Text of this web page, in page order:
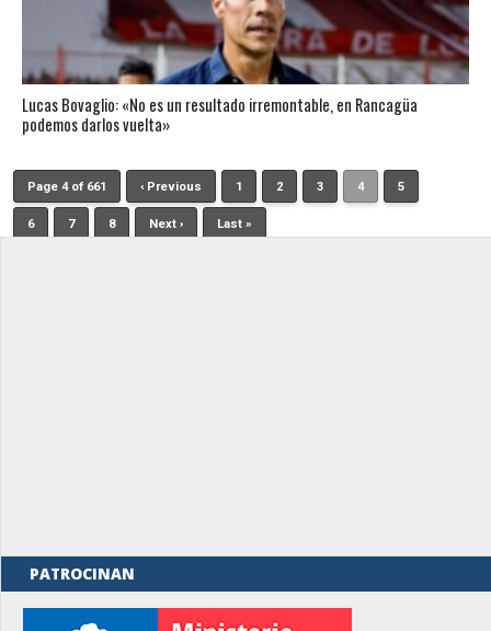
Lucas Bovaglio: «No es un resultado irremontable, en Rancagüa
podemos darlos vuelta»
Page 4 of 661 ‹ Previous 1 2 3 4 5
6 7 8 Next › Last »
PATROCINAN